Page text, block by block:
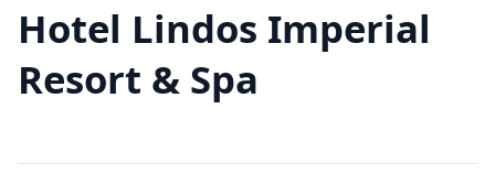
Hotel Lindos Imperial
Resort & Spa